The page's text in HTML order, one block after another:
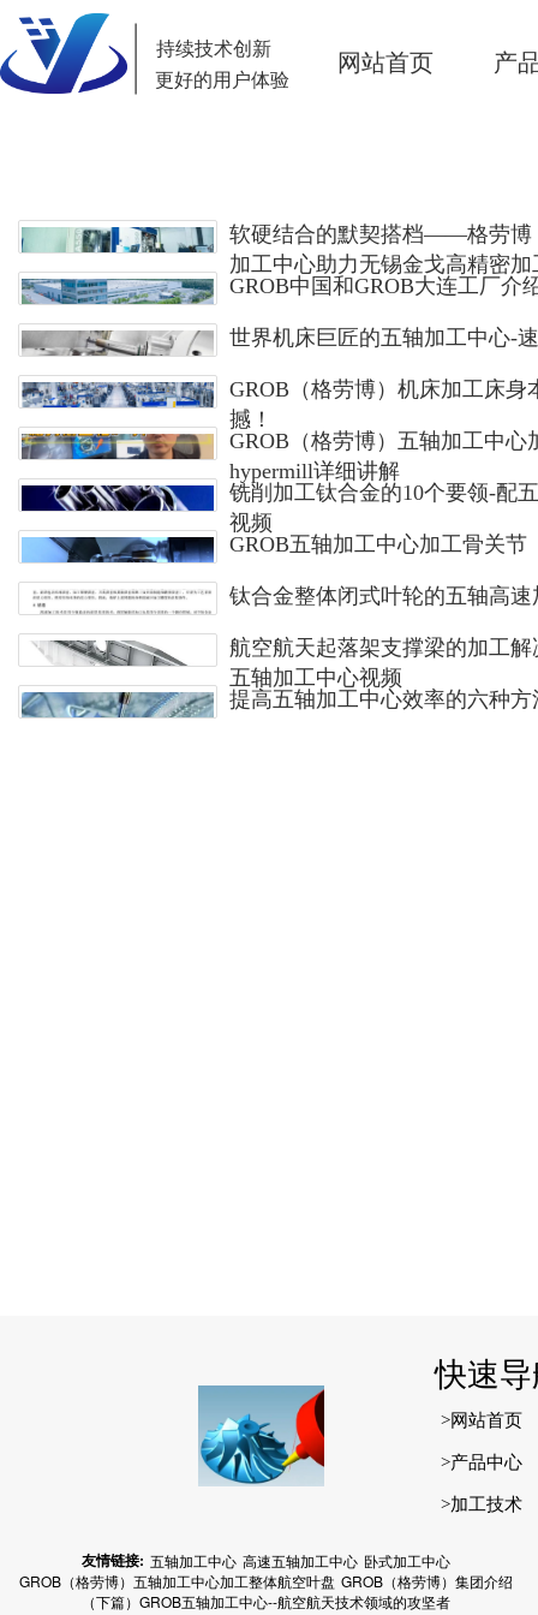
网站首页 产
持续技术创新
更好的用户体验
软硬结合的默契搭档——格劳博
加工中心助力无锡金戈高精密
远
GROB中国和GROB大连工厂介
世界机床巨匠的五轴加工中心-
GROB（格劳博）机床加工床身
撼！
GROB（格劳博）五轴加工中心
hypermill详细讲解
铣削加工钛合金的10个要领-配
视频
GROB五轴加工中心加工骨关节
钛合金整体闭式叶轮的五轴高速
航空航天起落架支撑梁的加工解
五轴加工中心视频
提高五轴加工中心效率的六种方
快速
>网站首页
>产品中心
>加工技术
友情链接: 五轴加工中心 高速五轴加工中心 卧式加工中心
GROB（格劳博）五轴加工中心加工整体航空叶盘 GROB（格劳博）集团介绍
（下篇）GROB五轴加工中心--航空航天技术领域的攻坚者